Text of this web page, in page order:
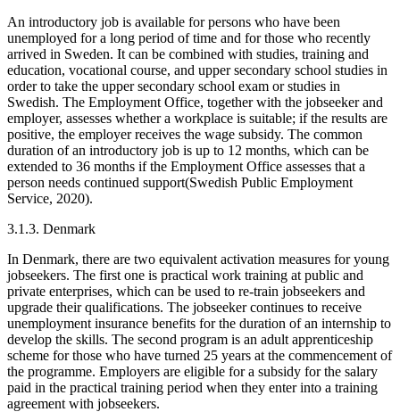
An introductory job is available for persons who have been
unemployed for a long period of time and for those who recently
arrived in Sweden. It can be combined with studies, training and
education, vocational course, and upper secondary school studies in
order to take the upper secondary school exam or studies in
Swedish. The Employment Office, together with the jobseeker and
employer, assesses whether a workplace is suitable; if the results are
positive, the employer receives the wage subsidy. The common
duration of an introductory job is up to 12 months, which can be
extended to 36 months if the Employment Office assesses that a
person needs continued support(Swedish Public Employment
Service, 2020).
3.1.3. Denmark
In Denmark, there are two equivalent activation measures for young
jobseekers. The first one is practical work training at public and
private enterprises, which can be used to re-train jobseekers and
upgrade their qualifications. The jobseeker continues to receive
unemployment insurance benefits for the duration of an internship to
develop the skills. The second program is an adult apprenticeship
scheme for those who have turned 25 years at the commencement of
the programme. Employers are eligible for a subsidy for the salary
paid in the practical training period when they enter into a training
agreement with jobseekers.